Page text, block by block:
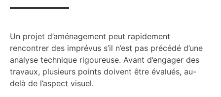
Un projet d’aménagement peut rapidement
rencontrer des imprévus s’il n’est pas précédé d’une
analyse technique rigoureuse. Avant d’engager des
travaux, plusieurs points doivent être évalués, au-
delà de l’aspect visuel.